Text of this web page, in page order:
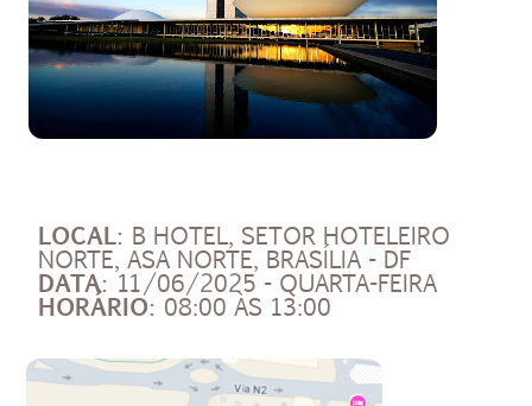
LOCAL: B HOTEL, SETOR HOTELEIRO
NORTE, ASA NORTE, BRASÍLIA - DF
DATA:11/06/2025 - QUARTA-FEIRA
HORÁRIO: 08:00 ÀS 13:00